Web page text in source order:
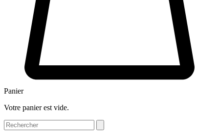
Panier
Votre panier est vide.